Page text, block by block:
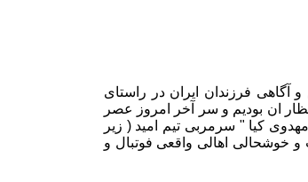
فرزندان ایران در راستای
ان بودیم و سر آخر امروز عصر
مهدی مهدوی کیا " سرمربی تیم امید ( زیر
خوشحالی اهالی واقعی فوتبال و